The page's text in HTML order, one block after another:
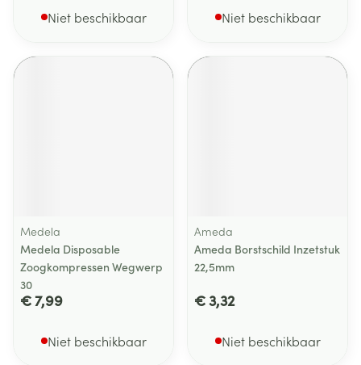
Niet beschikbaar Niet beschikbaar
Medela
Medela Disposable
Zoogkompressen Wegwerp
30
€ 7,99
Niet beschikbaar
Ameda
Ameda Borstschild Inzetstuk
22,5mm
€ 3,32
Niet beschikbaar